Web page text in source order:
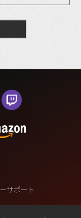
サポート
販売や共有を許可し